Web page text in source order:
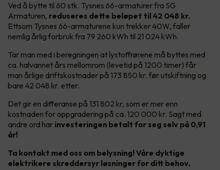
Ved å bytte til 60 stk. Tysnes 66-armaturer fra SG
Armaturen, reduseres dette beløpet til 42 048 kr.
Ettsom Tysnes 66-armaturene kun trekker 40W, faller
nemlig årlig forbruk fra 79 260 kWh til 21 024 kWh.
Tar man med i beregningen at lystoffrørene må byttes med
ca. halvannet års mellomrom (levetid på 1200 timer) får
man årlige driftskostnader på 173 850 kr. før utskiftning og
bare 42 048 kr. etter.
Det gir en differanse på 131 802 kr, som er mer enn
kostnaden for oppgradering på ca. 120 000 kr. Sagt med
andre ord har investeringen betalt for seg selv på 0,91
år!
Ta kontakt med oss om belysning! Våre dyktige
elektrikere skreddersyr løsninger for ditt behov.